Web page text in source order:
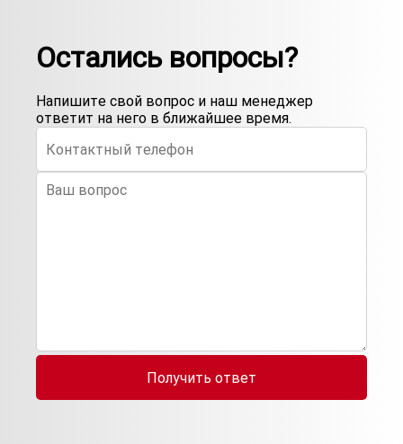
Остались вопросы?
Напишите свой вопрос и наш менеджер
ответит на него в ближайшее время.
Получить ответ